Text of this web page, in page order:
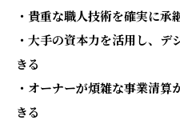
・貴重な職人技術を確実に承
・大手の資本力を活用し、
きる
・オーナーが煩雑な事業清
きる